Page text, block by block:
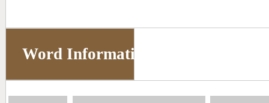
Word Information